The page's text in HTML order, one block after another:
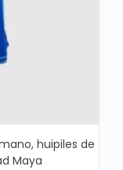
huipiles de
Maya